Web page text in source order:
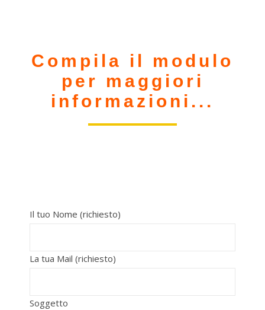
Compila il modulo
per maggiori
informazioni...
Il tuo Nome (richiesto)
La tua Mail (richiesto)
Soggetto